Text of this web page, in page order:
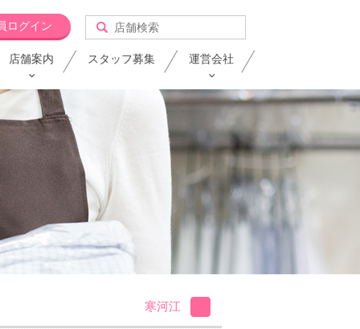
ログイン
店舗案内 スタッフ募集 運営会社
寒河江